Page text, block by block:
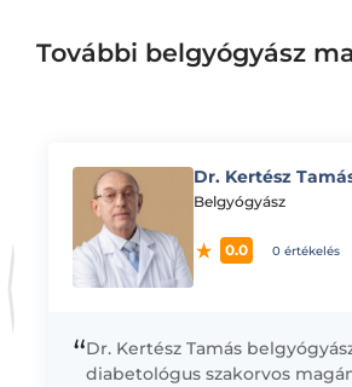
További belgyógyász
Dr. Kertész
Belgyógyász
0.0 0 értékelés
“Dr. Kertész Tamás
diabetológus szakorvos